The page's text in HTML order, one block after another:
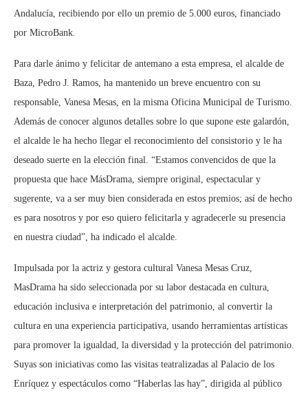
Andalucía, recibiendo por ello un premio de 5.000 euros, financiado
por MicroBank.
Para darle ánimo y felicitar de antemano a esta empresa, el alcalde de
Baza, Pedro J. Ramos, ha mantenido un breve encuentro con su
responsable, Vanesa Mesas, en la misma Oficina Municipal de Turismo.
Además de conocer algunos detalles sobre lo que supone este galardón,
el alcalde le ha hecho llegar el reconocimiento del consistorio y le ha
deseado suerte en la elección final. “Estamos convencidos de que la
propuesta que hace MásDrama, siempre original, espectacular y
sugerente, va a ser muy bien considerada en estos premios; así de hecho
es para nosotros y por eso quiero felicitarla y agradecerle su presencia
en nuestra ciudad”, ha indicado el alcalde.
Impulsada por la actriz y gestora cultural Vanesa Mesas Cruz,
MasDrama ha sido seleccionada por su labor destacada en cultura,
educación inclusiva e interpretación del patrimonio, al convertir la
cultura en una experiencia participativa, usando herramientas artísticas
para promover la igualdad, la diversidad y la protección del patrimonio.
Suyas son iniciativas como las visitas teatralizadas al Palacio de los
Enríquez y espectáculos como “Haberlas las hay”, dirigida al público